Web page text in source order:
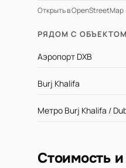
Открыть в
РЯДОМ С ОБЪЕКТОМ
Аэропорт DXB
Burj Khalifa
Метро Burj Khalifa /
Стоимость